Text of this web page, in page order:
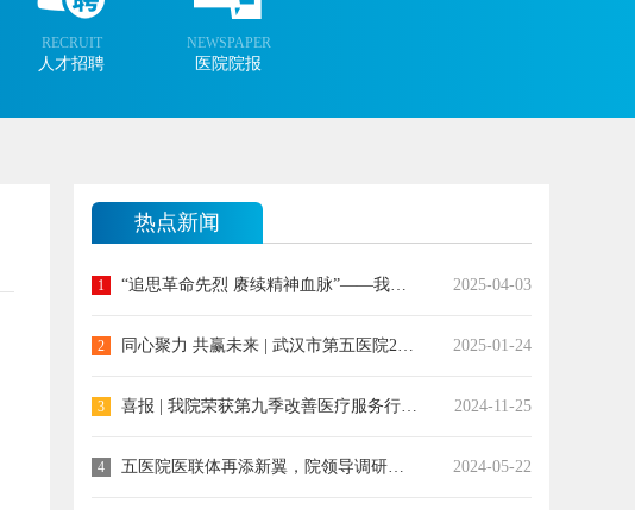
RECRUIT
人才招聘
NEWSPAPER
医院院报
热点新闻
1 “追思革命先烈 赓续精神血脉”——我院党团员代表赴向警予烈士陵园开展清明祭扫活动 2025-04-03
2 同心聚力 共赢未来 | 武汉市第五医院2024年度工作总结暨2025年目标责任书签订大会胜利召开 2025-01-24
3 喜报 | 我院荣获第九季改善医疗服务行动全国医院擂台赛卓越案例奖 2024-11-25
4 五医院医联体再添新翼，院领导调研医联体新成员单位 2024-05-22